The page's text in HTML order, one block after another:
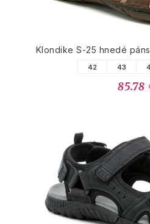
Klondike S-25 hnedé
42 43
85.78